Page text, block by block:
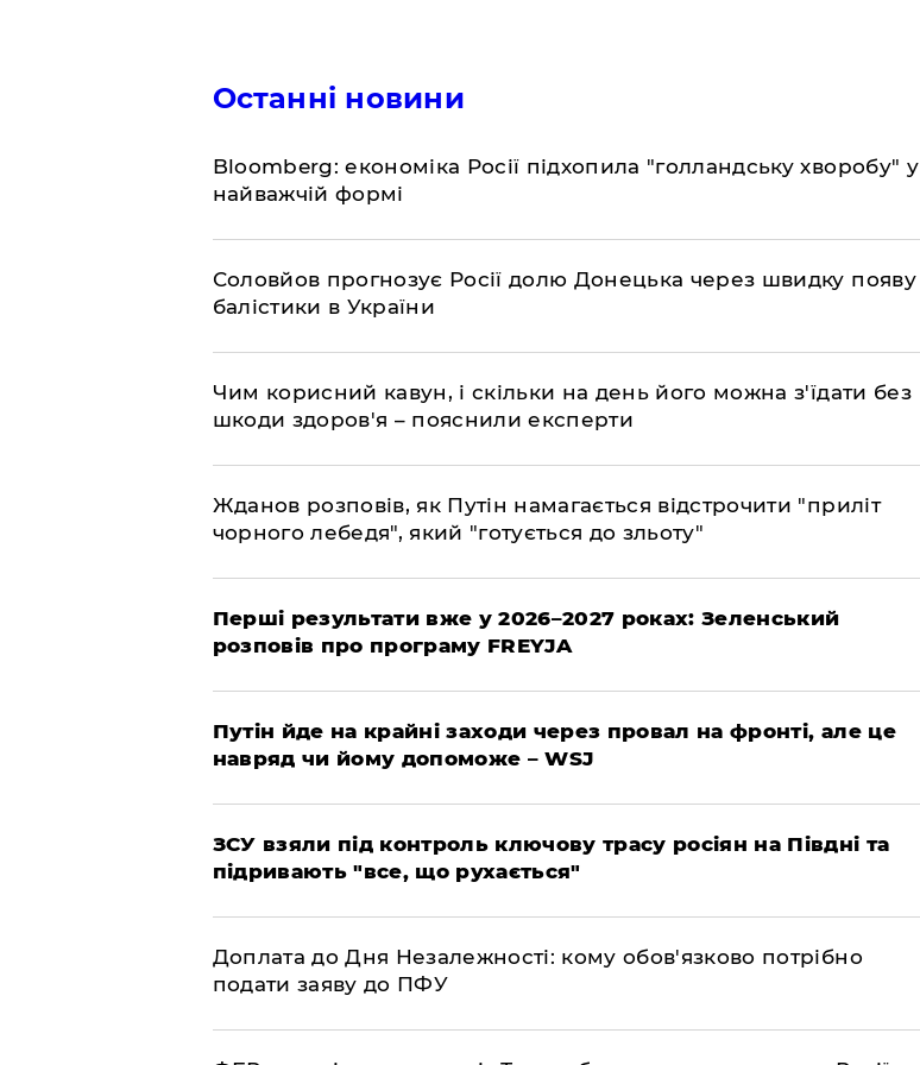
Останні новини
Bloomberg: економіка Росії підхопила "голландську хворобу" у
найважчій формі
Соловйов прогнозує Росії долю Донецька через швидку появу
балістики в України
Чим корисний кавун, і скільки на день його можна з'їдати без
шкоди здоров'я – пояснили експерти
Жданов розповів, як Путін намагається відстрочити "приліт
чорного лебедя", який "готується до зльоту"
Перші результати вже у 2026–2027 роках: Зеленський
розповів про програму FREYJA
Путін йде на крайні заходи через провал на фронті, але це
навряд чи йому допоможе – WSJ
ЗСУ взяли під контроль ключову трасу росіян на Півдні та
підривають "все, що рухається"
Доплата до Дня Незалежності: кому обов'язково потрібно
подати заяву до ПФУ